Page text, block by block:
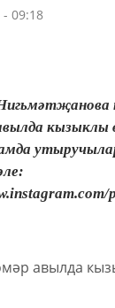
09:18
кызыклы